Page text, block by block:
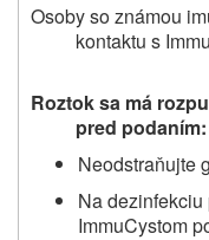
Osoby so známou
kontaktu s
Roztok sa má
pred podaním:
Neodstraňujte
Na
ImmuCystom